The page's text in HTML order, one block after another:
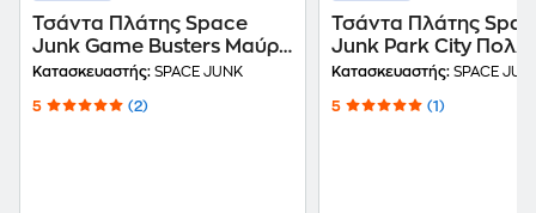
Τσάντα Πλάτης Space
Junk Game Busters Μαύρο
Μωβ
Κατασκευαστής: SPACE JUNK
5 (2)
Τσάντα Πλάτης
Junk Park City
Θηκών Πολύχρωμο
Κατασκευαστής: SPACE
5 (1)